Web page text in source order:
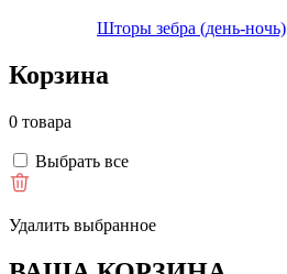
Шторы зебра (день-ночь)
Корзина
0 товара
Выбрать все
Удалить выбранное